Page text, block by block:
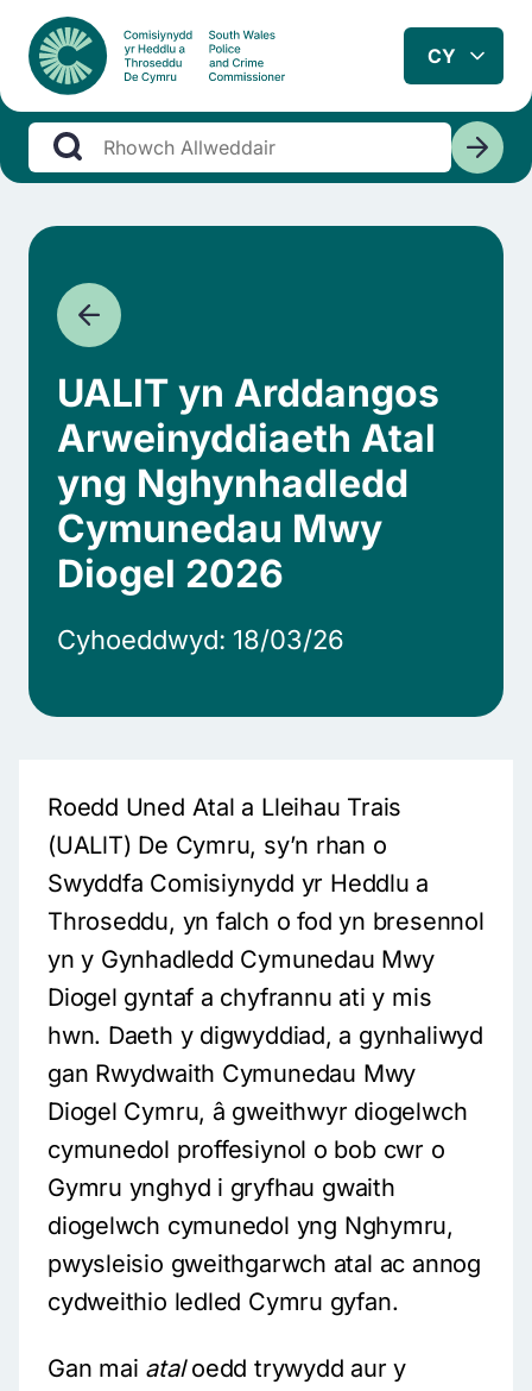
UALlT yn Arddangos
Arweinyddiaeth Atal
yng Nghynhadledd
Cymunedau Mwy
Diogel 2026
Cyhoeddwyd: 18/03/26
Roedd Uned Atal a Lleihau Trais
(UALlT) De Cymru, sy’n rhan o
Swyddfa Comisiynydd yr Heddlu a
Throseddu, yn falch o fod yn bresennol
yn y Gynhadledd Cymunedau Mwy
Diogel gyntaf a chyfrannu ati y mis
hwn. Daeth y digwyddiad, a gynhaliwyd
gan Rwydwaith Cymunedau Mwy
Diogel Cymru, â gweithwyr diogelwch
cymunedol proffesiynol o bob cwr o
Gymru ynghyd i gryfhau gwaith
diogelwch cymunedol yng Nghymru,
pwysleisio gweithgarwch atal ac annog
cydweithio ledled Cymru gyfan.
Gan mai ataloedd trywydd aur y